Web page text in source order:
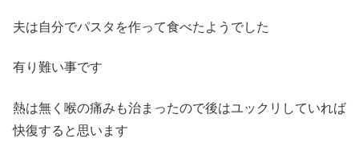
夫は自分でパスタを作って食べたようでした
有り難い事です
熱は無く喉の痛みも治まったので後はユックリしていれば
快復すると思います